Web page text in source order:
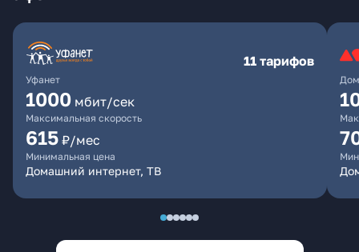
Уфанет
11 тарифов
1000 мбит/сек
Максимальная скорость
615 ₽/мес
Минимальная цена
Домашний интернет, ТВ